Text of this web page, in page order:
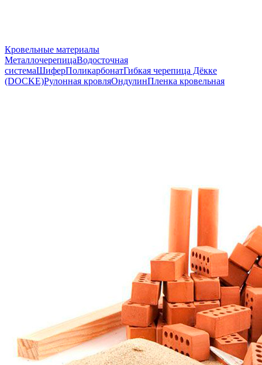
Кровельные материалы
МеталлочерепицаВодосточная
системаШиферПоликарбонатГибкая черепица Дёкке
(DOCKE)Рулонная кровляОндулинПленка кровельная